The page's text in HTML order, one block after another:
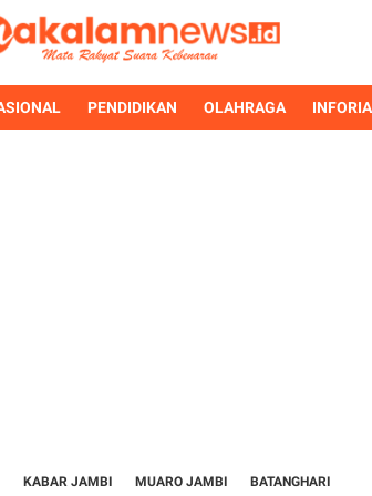
PENDIDIKAN OLAHRAGA
KABAR JAMBI MUARO JAMBI BATANGHARI